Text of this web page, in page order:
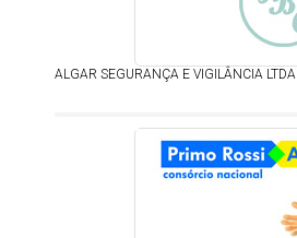
ALGAR SEGURANÇA E VIGILÂNCIA LTDA